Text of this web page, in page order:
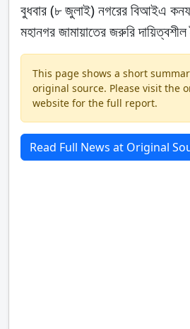
বুধবার (৮ জুলাই) নগরের বিআইএ
মহানগর জামায়াতের জরুরি
This page shows a short
original source. Please visit the
website for the full report.
Read Full News at Original